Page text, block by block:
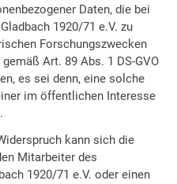
Daten, die bei
1920/71 e.V. zu
Forschungszwecken
Art. 89 Abs. 1 DS-GVO
es sei denn, eine solche
im öffentlichen Interesse
kann sich die
Mitarbeiter des
1920/71 e.V. oder einen